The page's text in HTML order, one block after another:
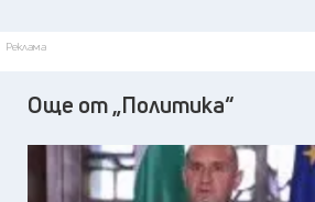
Реклама
Още от „Политика“